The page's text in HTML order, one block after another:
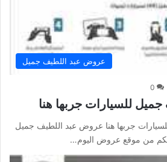
عروض عبد اللطيف جميل
0
للسيارات جربها هنا
جربها هنا عروض عبد اللطيف جميل
لكم من موقع عروض اليوم…